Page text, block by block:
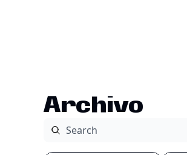
Archivo